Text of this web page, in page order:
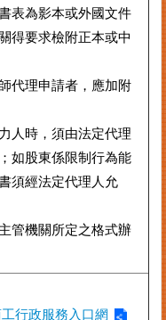
表為影本或外國文件
得要求檢附正本或中
代理申請者，應加附
人時，須由法定代理
如股東係限制行為能
須經法定代理人允
管機關所定之格式辦
行政服務入口網